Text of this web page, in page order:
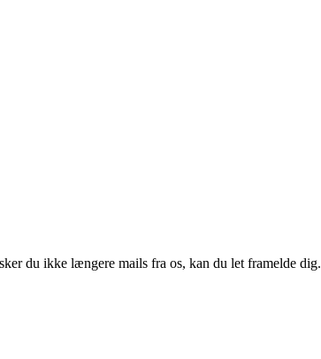
du ikke længere mails fra os, kan du let framelde dig.